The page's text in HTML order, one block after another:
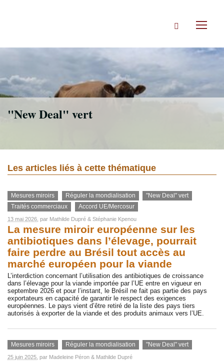
Rechercher
"New Deal" vert
Les articles liés à cette thématique
Mesures miroirs Réguler la mondialisation
"New Deal" vert
Traités commerciaux
Accord UE/Mercosur
13 mai 2026 , par Mathilde Dupré & Stéphanie Kpenou
La mesure miroir européenne sur les
antibiotiques dans l’élevage, pourrait
faire perdre au Brésil tout accès au
marché européen pour la viande
L’interdiction concernant l’utilisation des antibiotiques de croissance
dans l’élevage pour la viande importée par l’UE entre en vigueur en
septembre 2026 et pour l’instant, le Brésil ne fait pas partie des pays
exportateurs en capacité de garantir le respect des exigences
européennes. Le pays vient d’être retiré de la liste des pays tiers
autorisés à exporter de la viande et des produits animaux vers l’UE.
Mesures miroirs Réguler la mondialisation "New Deal" vert
25 juin 2025 , par Madeleine Péron & Mathilde Dupré